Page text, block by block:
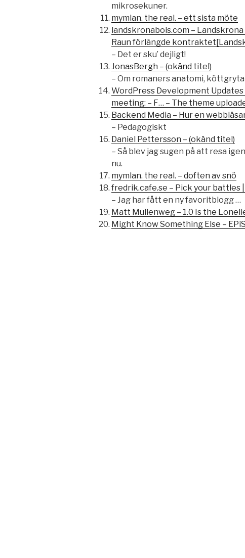
mikrosekuner.
mymlan. the real. – ett sista möte
landskronabois.com –
Raun förlängde
– Det er sku’ dejligt!
JonasBergh – (okänd titel)
– Om romaners anatomi,
WordPress Development Updates
meeting: – F… – The theme
Backend Media – Hur en
– Pedagogiskt
Daniel Pettersson – (okänd titel)
– Så blev jag sugen på att resa
nu.
mymlan. the real. – doften av snö
fredrik.cafe.se – Pick your battles
– Jag har fått en ny favoritblogg …
Matt Mullenweg – 1.0 Is the
Might Know Something Else –